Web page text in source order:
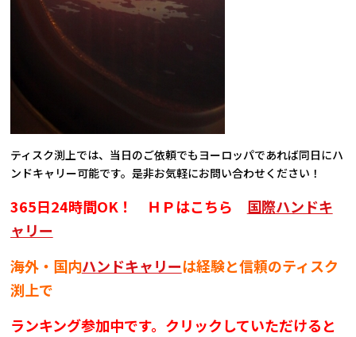
ティスク渕上では、当日のご依頼でもヨーロッパであれば同日にハ
ンドキャリー可能です。是非お気軽にお問い合わせください！
365日24時間OK！ ＨＰはこちら 国際ハンドキ
ャリー
海外・国内ハンドキャリーは経験と信頼のティスク
渕上で
ランキング参加中です。クリックしていただけると